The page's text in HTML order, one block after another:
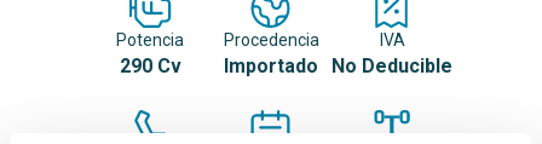
Potencia
290 Cv
Procedencia
Importado
IVA
No Deducible